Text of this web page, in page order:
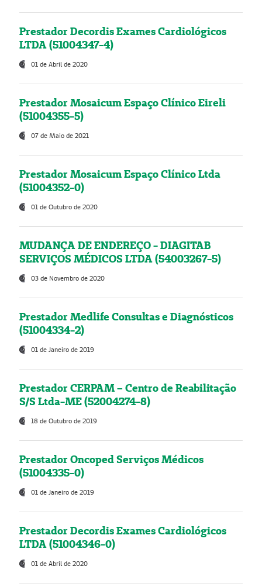
Prestador Decordis Exames Cardiológicos
LTDA (51004347-4)
01 de Abril de 2020
Prestador Mosaicum Espaço Clínico Eireli
(51004355-5)
07 de Maio de 2021
Prestador Mosaicum Espaço Clínico Ltda
(51004352-0)
01 de Outubro de 2020
MUDANÇA DE ENDEREÇO - DIAGITAB
SERVIÇOS MÉDICOS LTDA (54003267-5)
03 de Novembro de 2020
Prestador Medlife Consultas e Diagnósticos
(51004334-2)
01 de Janeiro de 2019
Prestador CERPAM – Centro de Reabilitação
S/S Ltda-ME (52004274-8)
18 de Outubro de 2019
Prestador Oncoped Serviços Médicos
(51004335-0)
01 de Janeiro de 2019
Prestador Decordis Exames Cardiológicos
LTDA (51004346-0)
01 de Abril de 2020